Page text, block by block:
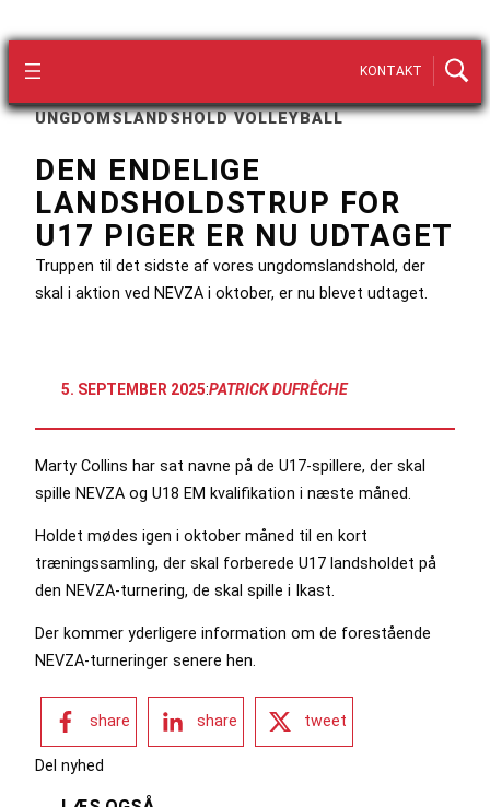
KONTAKT
UNGDOMSLANDSHOLD VOLLEYBALL
DEN ENDELIGE
LANDSHOLDSTRUP FOR
U17 PIGER ER NU UDTAGET
Truppen til det sidste af vores ungdomslandshold, der
skal i aktion ved NEVZA i oktober, er nu blevet udtaget.
5. SEPTEMBER 2025:PATRICK DUFRÊCHE
Marty Collins har sat navne på de U17-spillere, der skal
spille NEVZA og U18 EM kvalifikation i næste måned.
Holdet mødes igen i oktober måned til en kort
træningssamling, der skal forberede U17 landsholdet på
den NEVZA-turnering, de skal spille i Ikast.
Der kommer yderligere information om de forestående
NEVZA-turneringer senere hen.
share share tweet
Del nyhed